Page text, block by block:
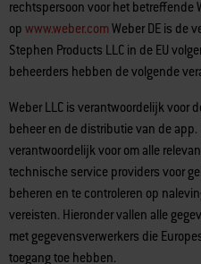
rechtspersoon voor het betreffende
op www.weber.comWeber DE is de
Stephen Products LLC in de EU
beheerders hebben de volgende
Weber LLC is verantwoordelijk voor
beheer en de distributie van de app.
verantwoordelijk voor om alle
technische service providers voor
beheren en te controleren op
vereisten. Hieronder vallen alle
met gegevensverwerkers die
toegang toe hebben.